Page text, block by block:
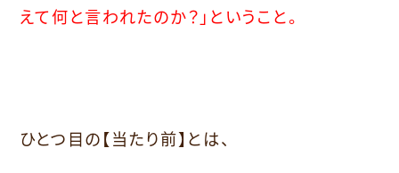
えて何と言われたのか？」ということ。
ひとつ目の【当たり前】とは、